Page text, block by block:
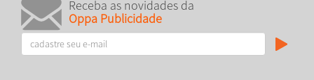
Receba as novidades da
Oppa Publicidade